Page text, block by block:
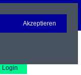
Login
Akzeptieren